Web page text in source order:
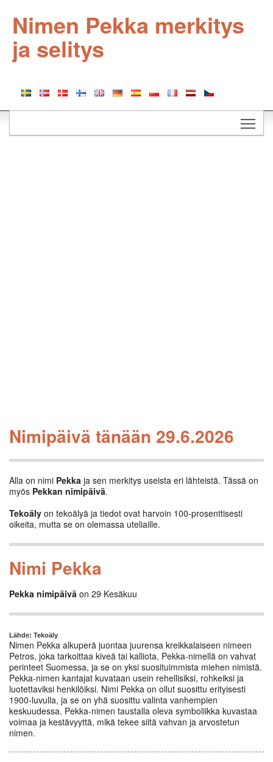
Nimen Pekka merkitys
ja selitys
Nimipäivä tänään 29.6.2026
Alla on nimi Pekka ja sen merkitys useista eri lähteistä. Tässä on
myös Pekkan nimipäivä.
Tekoäly on tekoälyä ja tiedot ovat harvoin 100-prosenttisesti
oikeita, mutta se on olemassa uteliaille.
Nimi Pekka
Pekka nimipäivä on 29 Kesäkuu
Lähde: Tekoäly
Nimen Pekka alkuperä juontaa juurensa kreikkalaiseen nimeen
Petros, joka tarkoittaa kiveä tai kalliota. Pekka-nimellä on vahvat
perinteet Suomessa, ja se on yksi suosituimmista miehen nimistä.
Pekka-nimen kantajat kuvataan usein rehellisiksi, rohkeiksi ja
luotettaviksi henkilöiksi. Nimi Pekka on ollut suosittu erityisesti
1900-luvulla, ja se on yhä suosittu valinta vanhempien
keskuudessa. Pekka-nimen taustalla oleva symboliikka kuvastaa
voimaa ja kestävyyttä, mikä tekee siitä vahvan ja arvostetun
nimen.